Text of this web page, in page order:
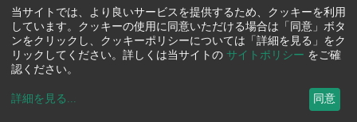
当サイトでは、より良いサービスを提供するため、クッキーを利用
しています。クッキーの使用に同意いただける場合は「同意」ボタ
ンをクリックし、クッキーポリシーについては「詳細を見る」をク
リックしてください。詳しくは当サイトの サイトポリシー をご確
認ください。
詳細を見る ... 同意